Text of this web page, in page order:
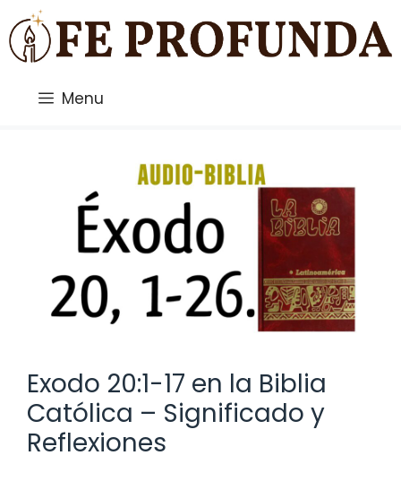
Saltar
al
contenido
Menu
Exodo 20:1-17 en la Biblia
Católica – Significado y
Reflexiones